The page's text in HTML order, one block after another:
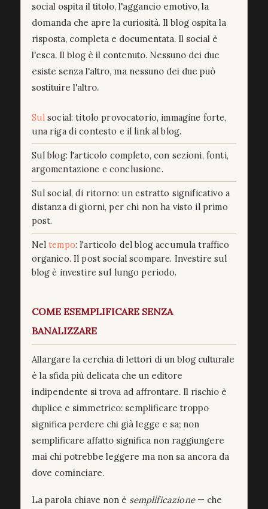
social ospita il titolo, l'aggancio emotivo, la
domanda che apre la curiosità. Il blog ospita la
risposta, completa e documentata. Il social è
l'esca. Il blog è il contenuto. Nessuno dei due
esiste senza l'altro, ma nessuno dei due può
sostituire l'altro.
Sul social: titolo provocatorio, immagine forte,
una riga di contesto e il link al blog.
Sul blog: l'articolo completo, con sezioni, fonti,
argomentazione e conclusione.
Sul social, di ritorno: un estratto significativo a
distanza di giorni, per chi non ha visto il primo
post.
Neltempo: l'articolo del blog accumula traffico
organico. Il post social scompare. Investire sul
blog è investire sul lungo periodo.
COME ESEMPLIFICARE SENZA
BANALIZZARE
Allargare la cerchia di lettori di un blog culturale
è la sfida più delicata che un editore
indipendente si trova ad affrontare. Il rischio è
duplice e simmetrico: semplificare troppo
significa perdere chi già legge e sa; non
semplificare affatto significa non raggiungere
mai chi potrebbe leggere ma non sa ancora da
dove cominciare.
La parola chiave non è semplificazione— che